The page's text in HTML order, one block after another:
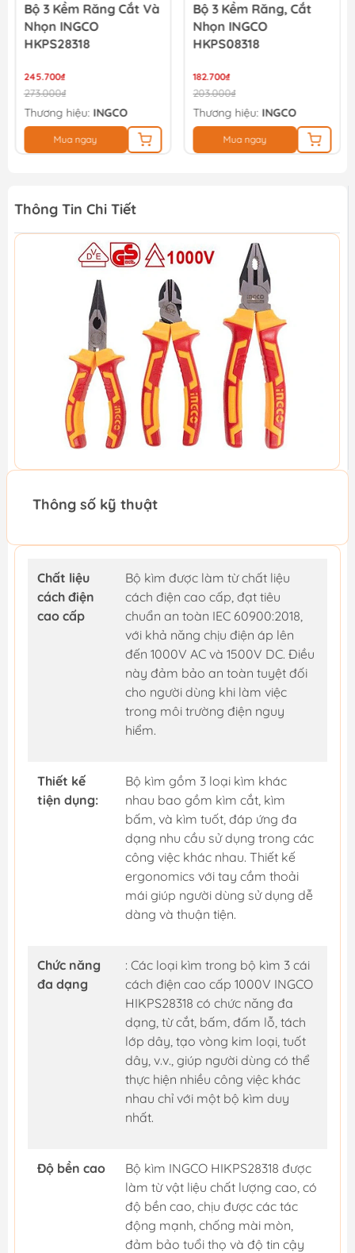
Bộ 3 Kềm Răng Cắt Và
Nhọn INGCO
HKPS28318
245.700₫
273.000₫
Thương hiệu: INGCO
Mua ngay
Bộ 3 Kềm Răng, Cắt
Nhọn INGCO
HKPS08318
182.700₫
203.000₫
Thương hiệu: INGCO
Mua ngay
Thông Tin Chi Tiết
Thông số kỹ thuật
Chất liệu
cách điện
cao cấp
Bộ kìm được làm từ chất liệu
cách điện cao cấp, đạt tiêu
chuẩn an toàn IEC 60900:2018,
với khả năng chịu điện áp lên
đến 1000V AC và 1500V DC. Điều
này đảm bảo an toàn tuyệt đối
cho người dùng khi làm việc
trong môi trường điện nguy
hiểm.
Thiết kế
tiện dụng:
Bộ kìm gồm 3 loại kìm khác
nhau bao gồm kìm cắt, kìm
bấm, và kìm tuốt, đáp ứng đa
dạng nhu cầu sử dụng trong các
công việc khác nhau. Thiết kế
ergonomics với tay cầm thoải
mái giúp người dùng sử dụng dễ
dàng và thuận tiện.
Chức năng
đa dạng
: Các loại kìm trong bộ kìm 3 cái
cách điện cao cấp 1000V INGCO
HIKPS28318 có chức năng đa
dạng, từ cắt, bấm, đấm lỗ, tách
lớp dây, tạo vòng kim loại, tuốt
dây, v.v., giúp người dùng có thể
thực hiện nhiều công việc khác
nhau chỉ với một bộ kìm duy
nhất.
Độ bền cao
Bộ kìm INGCO HIKPS28318 được
làm từ vật liệu chất lượng cao, có
độ bền cao, chịu được các tác
động mạnh, chống mài mòn,
đảm bảo tuổi thọ và độ tin cậy